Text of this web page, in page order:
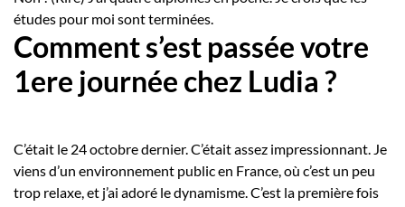
études pour moi sont terminées.
Comment s’est passée votre
1ere journée chez Ludia ?
C’était le 24 octobre dernier. C’était assez impressionnant. Je
viens d’un environnement public en France, où c’est un peu
trop relaxe, et j’ai adoré le dynamisme. C’est la première fois